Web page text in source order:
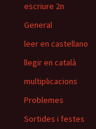
escriure 2n
General
leer en castellano
llegir en català
multiplicacions
Problemes
Sortides i festes